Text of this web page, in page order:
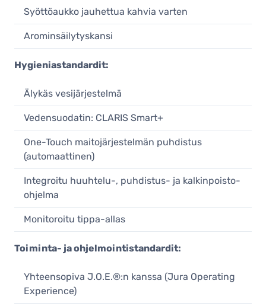
Syöttöaukko jauhettua kahvia varten
Arominsäilytyskansi
Hygieniastandardit:
Älykäs vesijärjestelmä
Vedensuodatin: CLARIS Smart+
One-Touch maitojärjestelmän puhdistus
(automaattinen)
Integroitu huuhtelu-, puhdistus- ja kalkinpoisto-
ohjelma
Monitoroitu tippa-allas
Toiminta- ja ohjelmointistandardit:
Yhteensopiva J.O.E.®:n kanssa (Jura Operating
Experience)